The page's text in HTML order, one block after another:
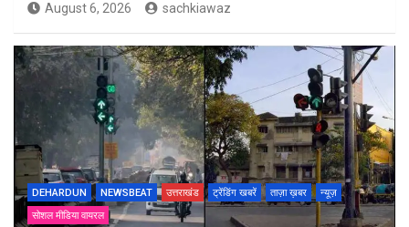
August 6, 2026 sachkiawaz
DEHARDUN NEWSBEAT उत्तराखंड ट्रेंडिंग खबरें ताज़ा ख़बर
न्यूज़
सोशल मीडिया वायरल